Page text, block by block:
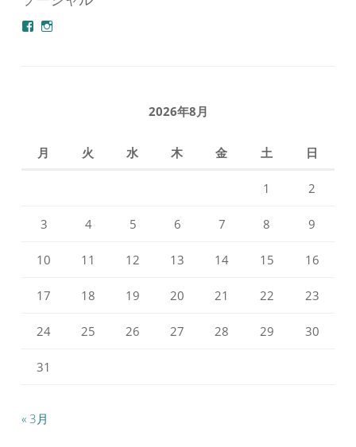
azuminonoie
を
derakoubou
2026年8月
月 火 水 木 金 土 日
1 2
3 4 5 6 7 8 9
10 11 12 13 14 15 16
17 18 19 20 21 22 23
24 25 26 27 28 29 30
31
« 3月